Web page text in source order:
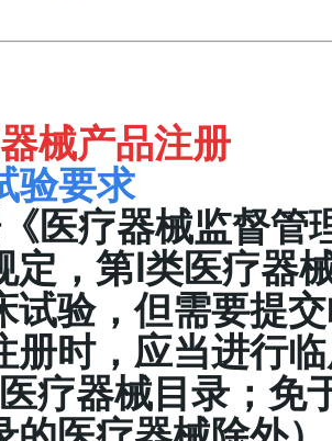
械产品注册
验要求
疗器械监督管
定，第Ⅰ类医疗器
试验，但需要提
册时，应当进行
疗器械目录；免